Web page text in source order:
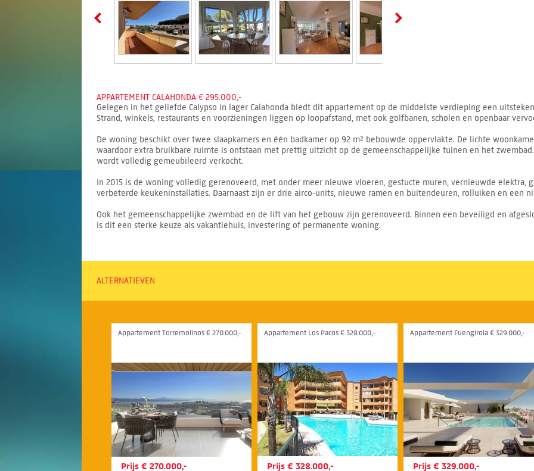
APPARTEMENT CALAHONDA € 295.000,-
Gelegen in het geliefde Calypso in lager Calahonda biedt dit appartement op de middelste verdieping een
Strand, winkels, restaurants en voorzieningen liggen op loopafstand, met ook golfbanen, scholen en openbaar
De woning beschikt over twee slaapkamers en één badkamer op 92 m² bebouwde oppervlakte. De lichte
waardoor extra bruikbare ruimte is ontstaan met prettig uitzicht op de gemeenschappelijke tuinen en het
wordt volledig gemeubileerd verkocht.
In 2015 is de woning volledig gerenoveerd, met onder meer nieuwe vloeren, gestucte muren, vernieuwde elektra,
verbeterde keukeninstallaties. Daarnaast zijn er drie airco-units, nieuwe ramen en buitendeuren, rolluiken en een
Ook het gemeenschappelijke zwembad en de lift van het gebouw zijn gerenoveerd. Binnen een beveiligd en
is dit een sterke keuze als vakantiehuis, investering of permanente woning.
ALTERNATIEVEN
Appartement Torremolinos € 270.000,-
Prijs € 270.000,-
Appartement Los Pacos € 328.000,-
Prijs € 328.000,-
Appartement Fuengirola € 329.000,-
Prijs € 329.000,-